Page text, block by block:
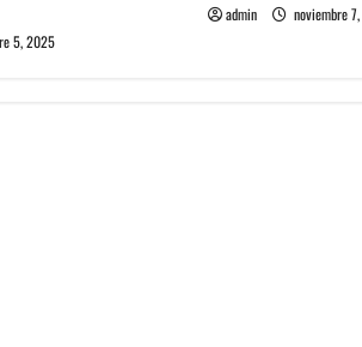
5, 2025
admin noviembre